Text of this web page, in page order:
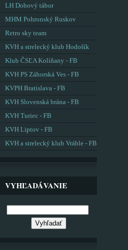
LH Dobový tábor
MHM Pohronský Ruskov
Retro sky team
KVH a strelecký klub Hodošík
Klub ČSĽA Kolíňany - FB
KVH PS Záhorská Ves - FB
KVPH Bratislava - FB
KVH Slovenská brána - FB
KVH Turiec - FB
KVH Liptov - FB
KVH a strelecký klub Vráble - FB
VYHĽADÁVANIE